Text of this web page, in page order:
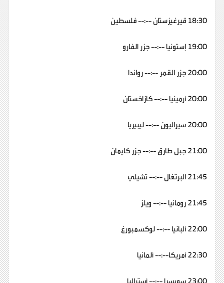
18:30 قيرغيزستان --:-- فلسطين
19:00 إستونيا --:-- جزر الفارو
20:00 جزر القمر --:-- رواندا
20:00 أرمينيا --:-- كازاخستان
20:00 سيراليون --:-- ليبيريا
21:00 جبل طارق --:-- جزر كايمان
21:45 البرتغال --:-- تشيلي
21:45 رومانيا --:-- ويلز
22:00 ألبانيا --:-- لوكسمبورغ
22:30 أمريكا--:-- ألمانيا
23:00 سويسرا --:-- أستراليا